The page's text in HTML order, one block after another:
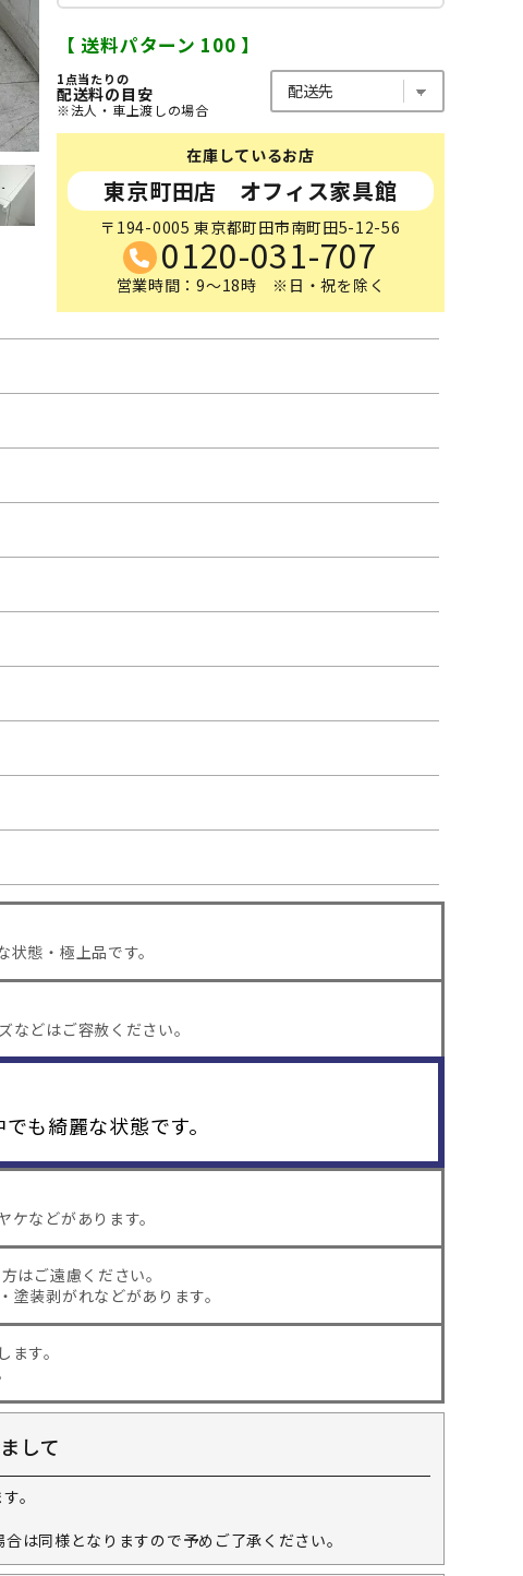
【 送料パターン 100 】
1点当たりの
配送料の目安
※法人・車上渡しの場合
在庫しているお店
東京町田店 オフィス家具館
〒194-0005 東京都町田市南町田5-12-56
0120-031-707
営業時間：9～18時 ※日・祝を除く
態・極上品です。
どはご容赦ください。
も綺麗な状態です。
などがあります。
はご遠慮ください。
装剥がれなどがあります。
す。
して
。
は同様となりますので予めご了承ください。